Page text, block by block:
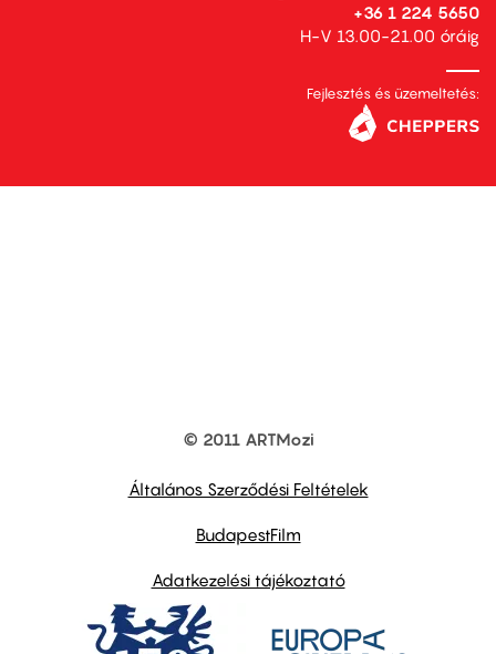
+36 1 224 5650
H-V 13.00-21.00 óráig
Fejlesztés és üzemeltetés:
© 2011 ARTMozi
Általános Szerződési Feltételek
BudapestFilm
Adatkezelési tájékoztató